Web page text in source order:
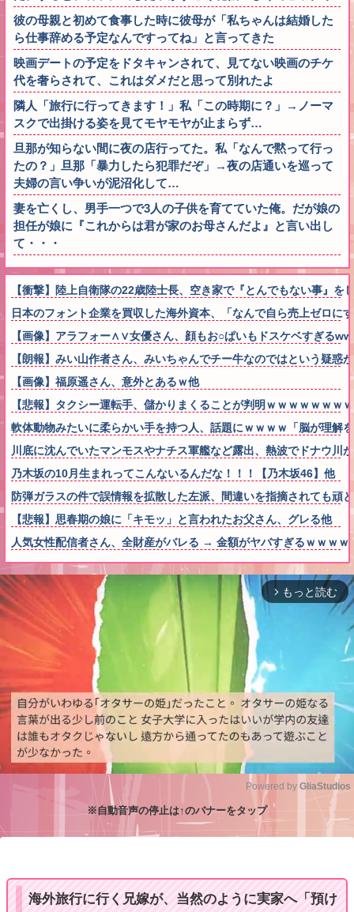
彼の母親と初めて食事した時に彼母が「私ちゃんは結婚した
ら仕事辞める予定なんですってね」と言ってきた
映画デートの予定をドタキャンされて、見てない映画のチケ
代を奢らされて、これはダメだと思って別れたよ
隣人「旅行に行ってきます！」私「この時期に？」→ノーマ
スクで出掛ける姿を見てモヤモヤが止まらず…
旦那が知らない間に夜の店行ってた。私「なんで黙って行っ
たの？」旦那「暴力したら犯罪だぞ」→夜の店通いを巡って
夫婦の言い争いが泥沼化して…
妻を亡くし、男手一つで3人の子供を育てていた俺。だが娘の
担任が娘に『これからは君が家のお母さんだよ』と言い出し
て・・・
【衝撃】陸上自衛隊の22歳陸士長、空き家で『とんでもない事』を
日本のフォント企業を買収した海外資本、「なんで自ら売上ゼロ
【画像】アラフォー∧∨女優さん、顔もお○ぱいもドスケベすぎる
【朗報】みい山作者さん、みいちゃんでチー牛なのではという疑惑
【画像】福原遥さん、意外とあるｗ他
【悲報】タクシー運転手、儲かりまくることが判明ｗｗｗｗｗｗｗ
軟体動物みたいに柔らかい手を持つ人、話題にｗｗｗｗ「脳が理解
川底に沈んでいたマンモスやナチス軍艦など露出、熱波でドナウ川
乃木坂の10月生まれってこんないるんだな！！！【乃木坂46】他
防弾ガラスの件で誤情報を拡散した左派、間違いを指摘されても
【悲報】思春期の娘に「キモッ」と言われたお父さん、グレる他
人気女性配信者さん、全財産がバレる → 金額がヤバすぎるｗｗｗｗ
arrow_forward_ios もっと読む
Powered by GliaStudios
※自動音声の停止は↑のバナーをタップ
海外旅行に行く兄嫁が、当然のように実家へ「預け